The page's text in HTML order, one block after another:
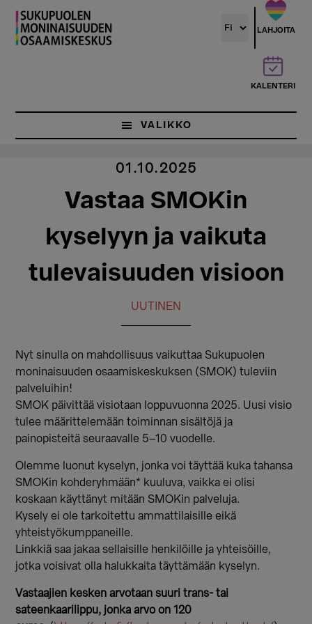
Hyppää
pääsisältöön
LAHJOITA
KALENTERI
VALIKKO
01.10.2025
Vastaa SMOKin
kyselyyn ja vaikuta
tulevaisuuden visioon
UUTINEN
Nyt sinulla on mahdollisuus vaikuttaa Sukupuolen
moninaisuuden osaamiskeskuksen (SMOK) tuleviin
palveluihin!
SMOK päivittää visiotaan loppuvuonna 2025. Uusi visio
tulee määrittelemään toiminnan sisältöjä ja
painopisteitä seuraavalle 5–10 vuodelle.
Olemme luonut kyselyn, jonka voi täyttää kuka tahansa
SMOKin kohderyhmään* kuuluva, vaikka ei olisi
koskaan käyttänyt mitään SMOKin palveluja.
Kysely ei ole tarkoitettu ammattilaisille eikä
yhteistyökumppaneille.
Linkkiä saa jakaa sellaisille henkilöille ja yhteisöille,
jotka voisivat olla halukkaita täyttämään kyselyn.
Vastaajien kesken arvotaan suuri trans- tai
sateenkaarilippu, jonka arvo on 120